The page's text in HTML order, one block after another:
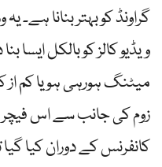
گراونڈ کو بہتر بنانا ہے۔
ویڈیو کالز کو بالکل
میٹنگ ہورہی ہو یا کم از
زوم کی جانب سے اس
کانفرنس کے دوران کیا